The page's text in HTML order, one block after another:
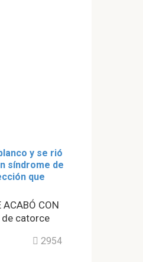
y se rió
síndrome de
que
ACABÓ CON
de catorce
2954